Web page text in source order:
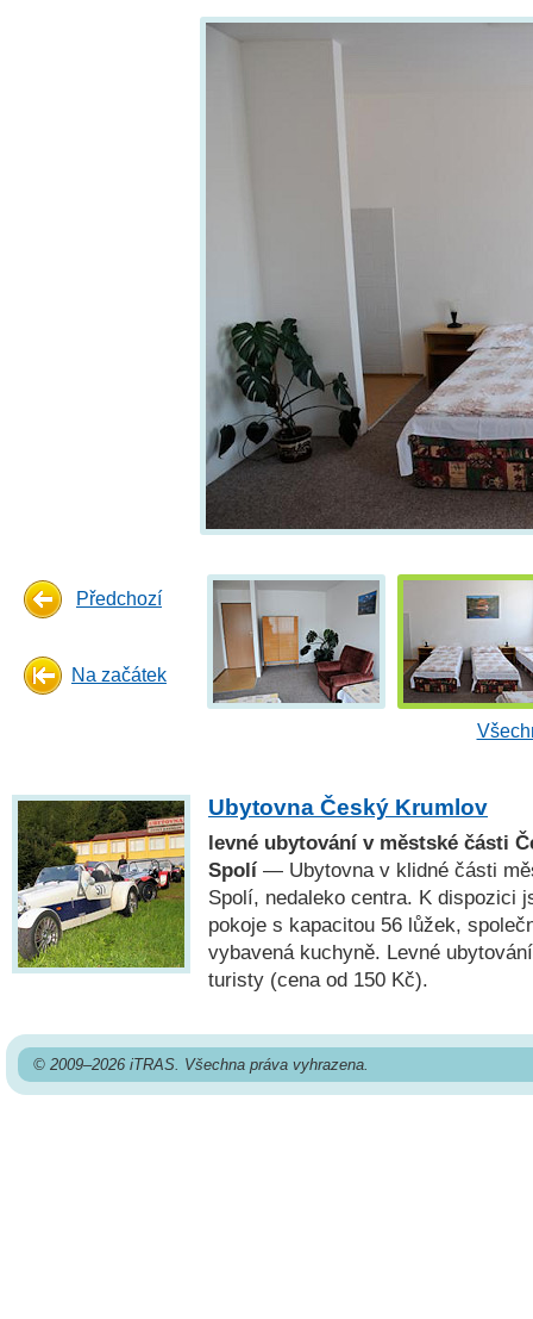
Předchozí
Na začátek
Ubytovna Český Krumlov
levné ubytování v městské části
Spolí — Ubytovna v klidné části
Spolí, nedaleko centra. K dispozici
pokoje s kapacitou 56 lůžek,
vybavená kuchyně. Levné
turisty (cena od 150 Kč).
© 2009–2026 iTRAS. Všechna práva vyhrazena.